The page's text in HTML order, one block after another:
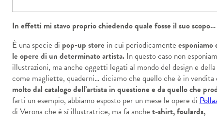
In effetti mi stavo proprio chiedendo quale fosse il suo scopo…
È una specie di pop-up store in cui periodicamente esponiamo
le opere di un determinato artista. In questo caso non
illustrazioni, ma anche oggetti legati al mondo del design e
come magliette, quaderni… diciamo che quello che è in vendita
molto dal catalogo dell’artista in questione e da quello che
farti un esempio, abbiamo esposto per un mese le opere di
di Verona che è sì illustratrice, ma fa anche t-shirt, foulards,